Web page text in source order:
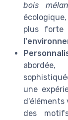
bois
plus forte
abordée,
une
d'éléments
des